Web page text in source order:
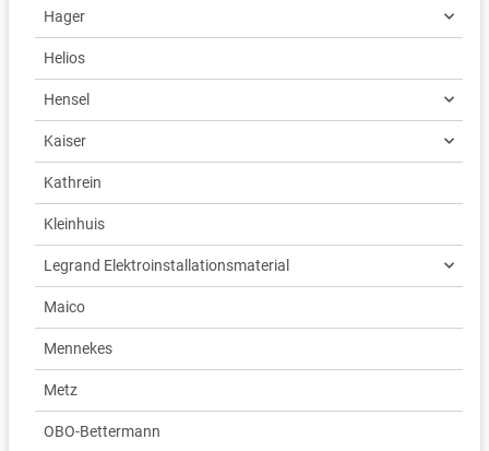
Hager
Helios
Hensel
Kaiser
Kathrein
Kleinhuis
Legrand Elektroinstallationsmaterial
Maico
Mennekes
Metz
OBO-Bettermann